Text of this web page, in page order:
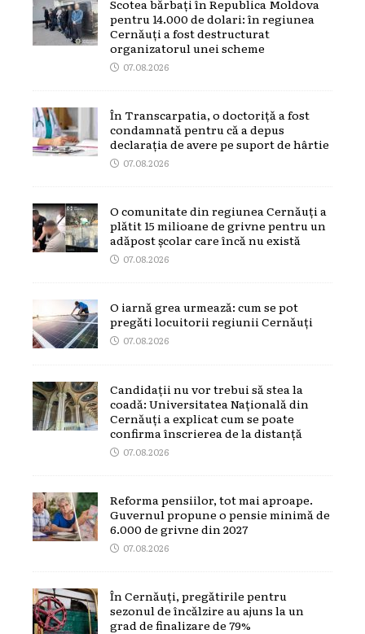
Scotea bărbați în Republica Moldova
pentru 14.000 de dolari: în regiunea
Cernăuți a fost destructurat
organizatorul unei scheme
07.08.2026
În Transcarpatia, o doctoriță a fost
condamnată pentru că a depus
declarația de avere pe suport de hârtie
07.08.2026
O comunitate din regiunea Cernăuți a
plătit 15 milioane de grivne pentru un
adăpost școlar care încă nu există
07.08.2026
O iarnă grea urmează: cum se pot
pregăti locuitorii regiunii Cernăuți
07.08.2026
Candidații nu vor trebui să stea la
coadă: Universitatea Națională din
Cernăuți a explicat cum se poate
confirma înscrierea de la distanță
07.08.2026
Reforma pensiilor, tot mai aproape.
Guvernul propune o pensie minimă de
6.000 de grivne din 2027
07.08.2026
În Cernăuți, pregătirile pentru
sezonul de încălzire au ajuns la un
grad de finalizare de 79%